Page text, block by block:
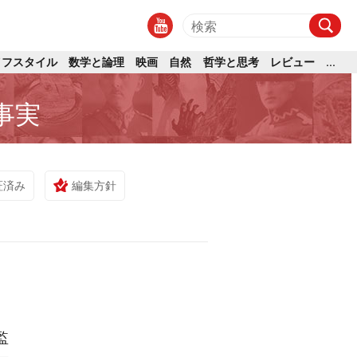
スタイル 数学と論理 映画 自然 哲学と思考 レビュー ...
実
済み 編集方針